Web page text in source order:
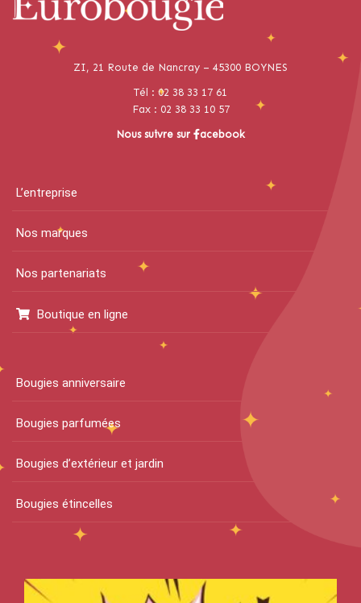
ZI, 21 Route de Nancray – 45300 BOYNES
Tél : 02 38 33 17 61
Fax : 02 38 33 10 57
Nous suivre sur acebook
L’entreprise
Nos marques
Nos partenariats
Boutique en ligne
Bougies anniversaire
Bougies parfumées
Bougies d’extérieur et jardin
Bougies étincelles